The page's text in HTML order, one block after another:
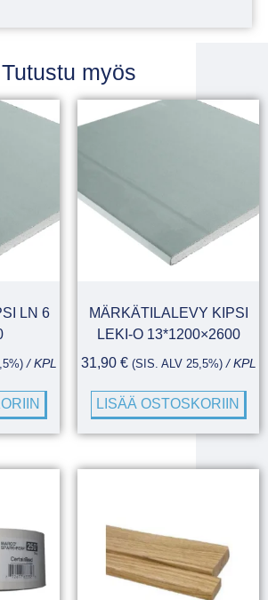
Tutustu myös
LN 6
/ KPL
MÄRKÄTILALEVY KIPSI
LEKI-O 13*1200×2600
31,90 € (SIS. ALV 25,5%)/ KPL
LISÄÄ OSTOSKORIIN